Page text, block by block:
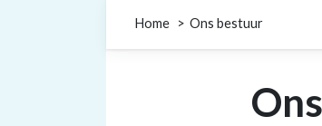
Home Ons bestuur